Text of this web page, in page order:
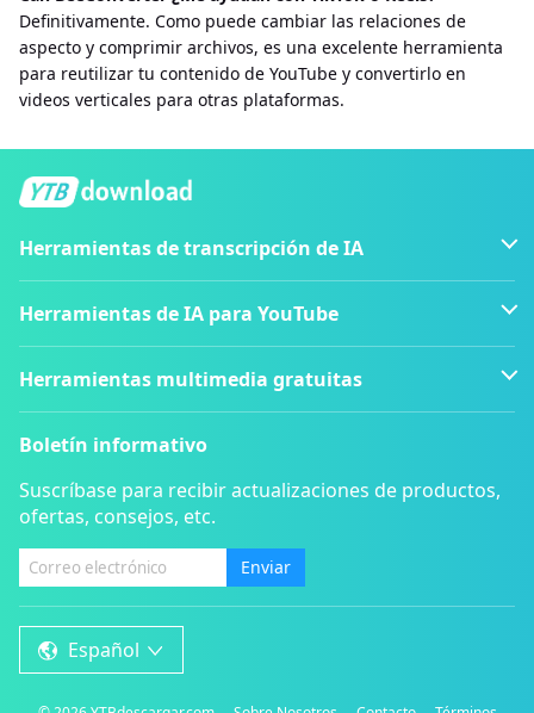
Definitivamente. Como puede cambiar las relaciones de
aspecto y comprimir archivos, es una excelente herramienta
para reutilizar tu contenido de YouTube y convertirlo en
videos verticales para otras plataformas.
Herramientas de transcripción de IA
Herramientas de IA para YouTube
Herramientas multimedia gratuitas
Boletín informativo
Suscríbase para recibir actualizaciones de productos,
ofertas, consejos, etc.
Enviar
Español